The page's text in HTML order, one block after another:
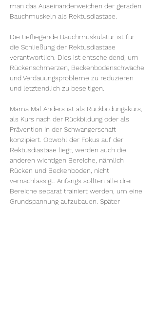
man das Auseinanderweichen der geraden
Bauchmuskeln als Rektusdiastase.
Die tiefliegende Bauchmuskulatur ist für
die Schließung der Rektusdiastase
verantwortlich. Dies ist entscheidend, um
Rückenschmerzen, Beckenbodenschwäche
und Verdauungsprobleme zu reduzieren
und letztendlich zu beseitigen.
Mama Mal Anders ist als Rückbildungskurs,
als Kurs nach der Rückbildung oder als
Prävention in der Schwangerschaft
konzipiert. Obwohl der Fokus auf der
Rektusdiastase liegt, werden auch die
anderen wichtigen Bereiche, nämlich
Rücken und Beckenboden, nicht
vernachlässigt. Anfangs sollten alle drei
Bereiche separat trainiert werden, um eine
Grundspannung aufzubauen. Später